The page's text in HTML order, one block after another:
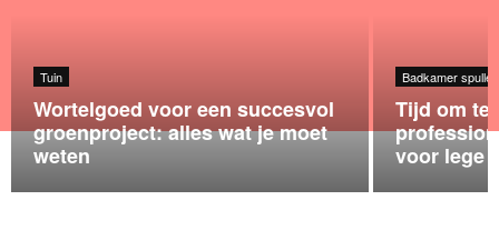
Tuin
Wortelgoed voor een succesvol
groenproject: alles wat je moet
weten
Badkamer spullen
Tijd om te
voor lege